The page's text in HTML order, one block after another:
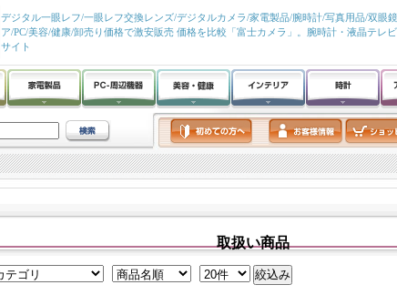
デジタル一眼レフ/一眼レフ交換レンズ/デジタルカメラ/家電製品/腕時計/写真用品/双眼
ア/PC/美容/健康/卸売り価格で激安販売 価格を比較「富士カメラ」。腕時計・液晶テレ
サイト
取扱い商品